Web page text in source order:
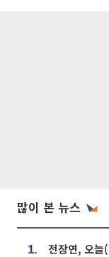
많이 본 뉴스
1.